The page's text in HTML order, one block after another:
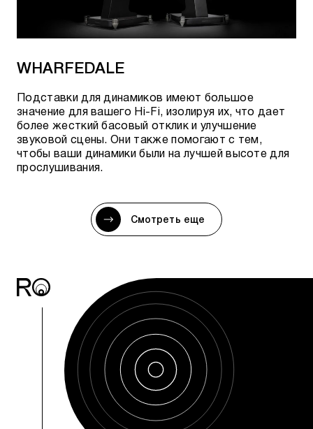
WHARFEDALE
Подставки для динамиков имеют большое
значение для вашего Hi-Fi, изолируя их, что дает
более жесткий басовый отклик и улучшение
звуковой сцены. Они также помогают с тем,
чтобы ваши динамики были на лучшей высоте для
прослушивания.
Смотреть еще